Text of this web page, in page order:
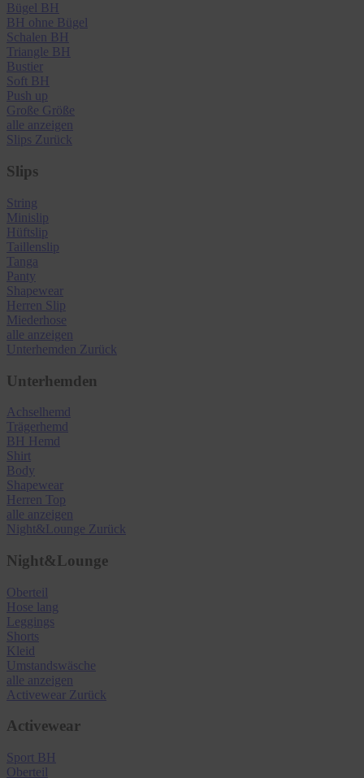
Bügel BH
BH ohne Bügel
Schalen BH
Triangle BH
Bustier
Soft BH
Push up
Große Größe
alle anzeigen
Slips Zurück
Slips
String
Minislip
Hüftslip
Taillenslip
Tanga
Panty
Shapewear
Herren Slip
Miederhose
alle anzeigen
Unterhemden Zurück
Unterhemden
Achselhemd
Trägerhemd
BH Hemd
Shirt
Body
Shapewear
Herren Top
alle anzeigen
Night&Lounge Zurück
Night&Lounge
Oberteil
Hose lang
Leggings
Shorts
Kleid
Umstandswäsche
alle anzeigen
Activewear Zurück
Activewear
Sport BH
Oberteil